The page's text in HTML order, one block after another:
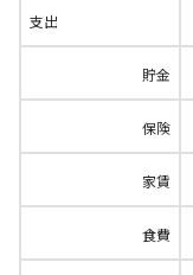
支出
貯金
保険
家賃
食費